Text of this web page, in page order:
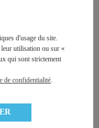
d'usage du site.
utilisation ou sur «
qui sont strictement
de confidentialité